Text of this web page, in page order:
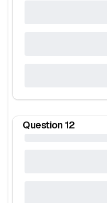
Question 12